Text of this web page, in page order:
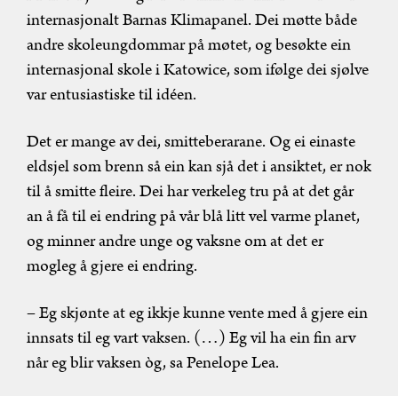
internasjonalt Barnas Klimapanel. Dei møtte både
andre skoleungdommar på møtet, og besøkte ein
internasjonal skole i Katowice, som ifølge dei sjølve
var entusiastiske til idéen.
Det er mange av dei, smitteberarane. Og ei einaste
eldsjel som brenn så ein kan sjå det i ansiktet, er nok
til å smitte fleire. Dei har verkeleg tru på at det går
an å få til ei endring på vår blå litt vel varme planet,
og minner andre unge og vaksne om at det er
mogleg å gjere ei endring.
– Eg skjønte at eg ikkje kunne vente med å gjere ein
innsats til eg vart vaksen. (…) Eg vil ha ein fin arv
når eg blir vaksen òg, sa Penelope Lea.